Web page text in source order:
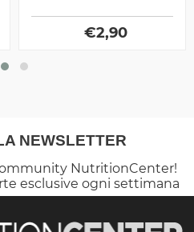
recupero. Zero contenuto
calorico
€2,90
NEWSLETTER
NutritionCenter!
esclusive ogni settimana